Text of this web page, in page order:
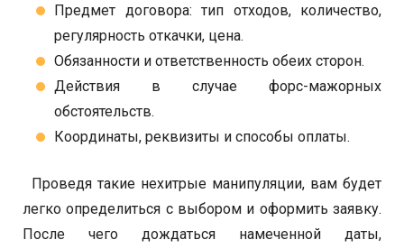
Предмет договора: тип отходов, количество,
регулярность откачки, цена.
Обязанности и ответственность обеих сторон.
Действия в случае форс-мажорных
обстоятельств.
Координаты, реквизиты и способы оплаты.
Проведя такие нехитрые манипуляции, вам будет
легко определиться с выбором и оформить заявку.
После чего дождаться намеченной даты,